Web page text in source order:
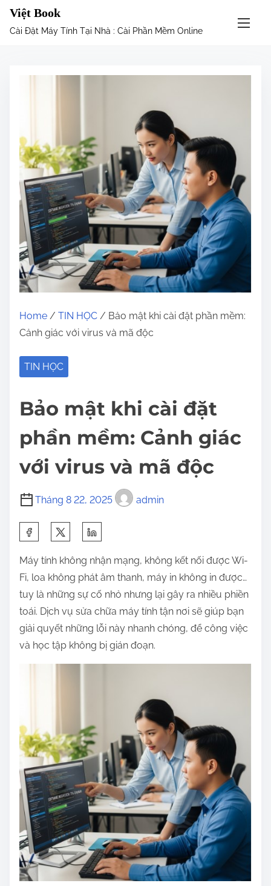
Việt Book
Cài Đặt Máy Tính Tại Nhà : Cài Phần Mềm Online
Home / TIN HỌC / Bảo mật khi cài đặt phần mềm:
Cảnh giác với virus và mã độc
TIN HỌC
Bảo mật khi cài đặt
phần mềm: Cảnh giác
với virus và mã độc
Tháng 8 22, 2025 admin
a
r
e
t
h
i
t
o
n
:
Máy tính không nhận mạng, không kết nối được Wi-
Fi, loa không phát âm thanh, máy in không in được…
tuy là những sự cố nhỏ nhưng lại gây ra nhiều phiền
toái. Dịch vụ sửa chữa máy tính tận nơi sẽ giúp bạn
giải quyết những lỗi này nhanh chóng, để công việc
và học tập không bị gián đoạn.